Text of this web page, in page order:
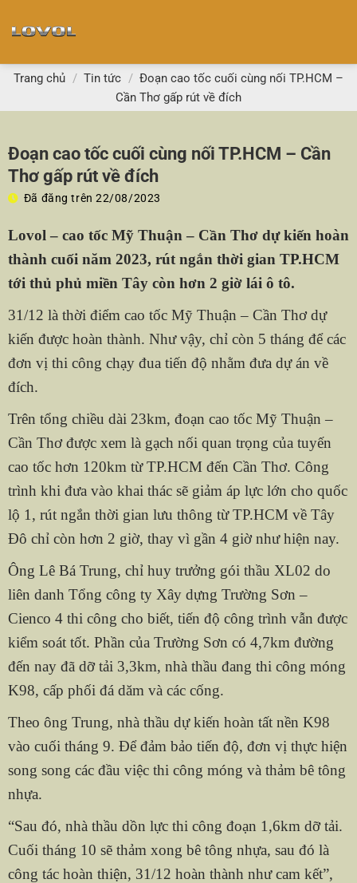
đến
dung
Trang chủ / Tin tức / Đoạn cao tốc cuối cùng nối TP.HCM –
Cần Thơ gấp rút về đích
Đoạn cao tốc cuối cùng nối TP.HCM – Cần
Thơ gấp rút về đích
Đã đăng trên22/08/2023
Lovol – cao tốc Mỹ Thuận – Cần Thơ dự kiến hoàn
thành cuối năm 2023, rút ngắn thời gian TP.HCM
tới thủ phủ miền Tây còn hơn 2 giờ lái ô tô.
31/12 là thời điểm cao tốc Mỹ Thuận – Cần Thơ dự
kiến được hoàn thành. Như vậy, chỉ còn 5 tháng để các
đơn vị thi công chạy đua tiến độ nhằm đưa dự án về
đích.
Trên tổng chiều dài 23km, đoạn cao tốc Mỹ Thuận –
Cần Thơ được xem là gạch nối quan trọng của tuyến
cao tốc hơn 120km từ TP.HCM đến Cần Thơ. Công
trình khi đưa vào khai thác sẽ giảm áp lực lớn cho quốc
lộ 1, rút ngắn thời gian lưu thông từ TP.HCM về Tây
Đô chỉ còn hơn 2 giờ, thay vì gần 4 giờ như hiện nay.
Ông Lê Bá Trung, chỉ huy trưởng gói thầu XL02 do
liên danh Tổng công ty Xây dựng Trường Sơn –
Cienco 4 thi công cho biết, tiến độ công trình vẫn được
kiểm soát tốt. Phần của Trường Sơn có 4,7km đường
đến nay đã dỡ tải 3,3km, nhà thầu đang thi công móng
K98, cấp phối đá dăm và các cống.
Theo ông Trung, nhà thầu dự kiến hoàn tất nền K98
vào cuối tháng 9. Để đảm bảo tiến độ, đơn vị thực hiện
song song các đầu việc thi công móng và thảm bê tông
nhựa.
“Sau đó, nhà thầu dồn lực thi công đoạn 1,6km dỡ tải.
Cuối tháng 10 sẽ thảm xong bê tông nhựa, sau đó là
công tác hoàn thiện, 31/12 hoàn thành như cam kết”,